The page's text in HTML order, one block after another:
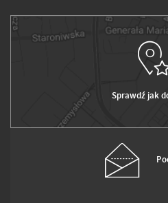
Sprawdź jak